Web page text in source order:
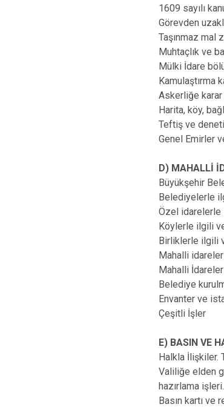
1609 sayılı
Görevden
Taşınmaz mal
Muhtaçlık ve
Mülki İdare
Kamulaştırma
Askerliğe
Harita, köy,
Teftiş ve
Genel Emirler
D) MAHALLİ
Büyükşehir
Belediyelerle
Özel
Köylerle ilgili
Birliklerle ilgili
Mahalli
Mahalli
Belediye
Envanter ve
Çeşitli İşler
E) BASIN VE
Halkla İlişkiler.
Valiliğe elden
hazırlama işleri.
Basın kartı ve